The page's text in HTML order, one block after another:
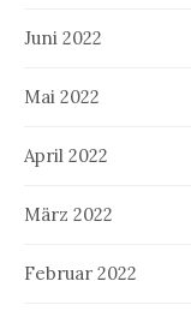
Juni 2022
Mai 2022
April 2022
März 2022
Februar 2022